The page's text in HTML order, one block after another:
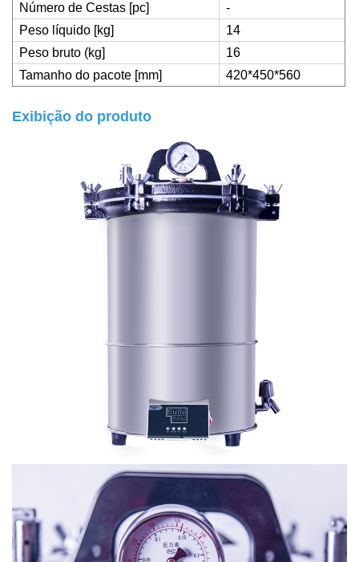
Número de Cestas [pc]
-
Peso líquido [kg]
14
Peso bruto (kg]
16
Tamanho do pacote [mm]
420*450*560
Exibição do produto